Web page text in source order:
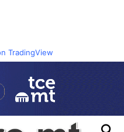
TradingView